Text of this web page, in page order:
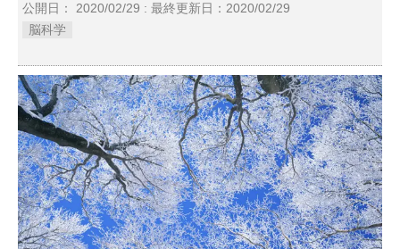
公開日： 2020/02/29 : 最終更新日：2020/02/29
脳科学